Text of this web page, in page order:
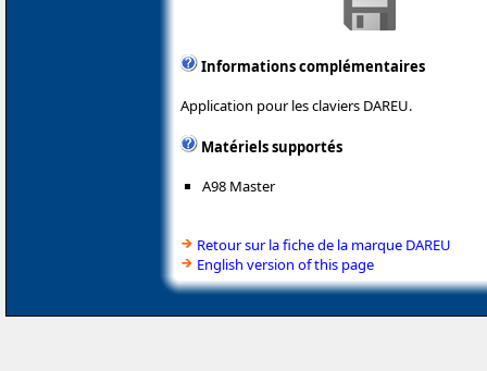
Informations complémentaires
Application pour les claviers DAREU.
Matériels supportés
A98 Master
Retour sur la fiche de la marque DAREU
English version of this page